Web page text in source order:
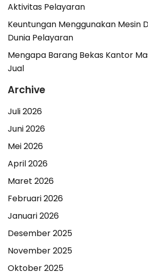
Aktivitas Pelayaran
Keuntungan Menggunakan Mesin
Dunia Pelayaran
Mengapa Barang Bekas Kantor
Jual
Archive
Juli 2026
Juni 2026
Mei 2026
April 2026
Maret 2026
Februari 2026
Januari 2026
Desember 2025
November 2025
Oktober 2025